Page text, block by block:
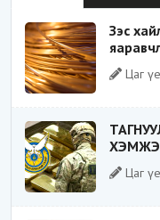
Зэс
Цаг үе
Цаг үе